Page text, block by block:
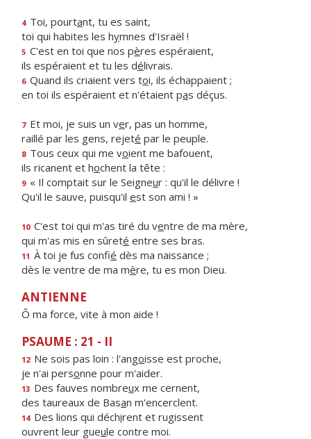
4 Toi, pourtant, tu es saint,
toi qui habites les hymnes d'Israël !
5 C'est en toi que nos pères espéraient,
ils espéraient et tu les délivrais.
6 Quand ils criaient vers toi, ils échappaient ;
en toi ils espéraient et n'étaient pas déçus.
7 Et moi, je suis un ver, pas un homme,
raillé par les gens, rejeté par le peuple.
8 Tous ceux qui me voient me bafouent,
ils ricanent et hochent la tête :
9 « Il comptait sur le Seigneur : qu'il le délivre !
Qu'il le sauve, puisqu'il est son ami ! »
10 C'est toi qui m'as tiré du ventre de ma mère,
qui m'as mis en sûreté entre ses bras.
11 À toi je fus confié dès ma naissance ;
dès le ventre de ma mère, tu es mon Dieu.
ANTIENNE
Ô ma force, vite à mon aide !
PSAUME : 21 - II
12 Ne sois pas loin : l'angoisse est proche,
je n'ai personne pour m'aider.
13 Des fauves nombreux me cernent,
des taureaux de Basan m'encerclent.
14 Des lions qui déchirent et rugissent
ouvrent leur gueule contre moi.